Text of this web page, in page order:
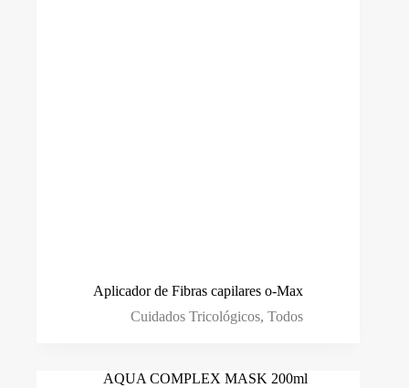
Aplicador de Fibras capilares o-Max
Cuidados Tricológicos, Todos